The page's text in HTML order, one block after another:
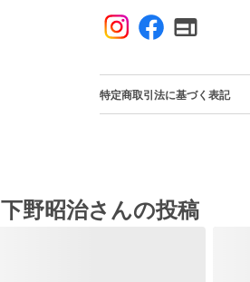
特定商取引法に基づく表記
下野昭治さんの投稿